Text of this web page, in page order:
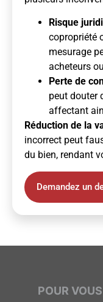
Risque
copropriété
mesurage
acheteurs
Perte de
peut douter
affectant
Réduction de la
incorrect peut
du bien, rendant
Demandez un
POUR